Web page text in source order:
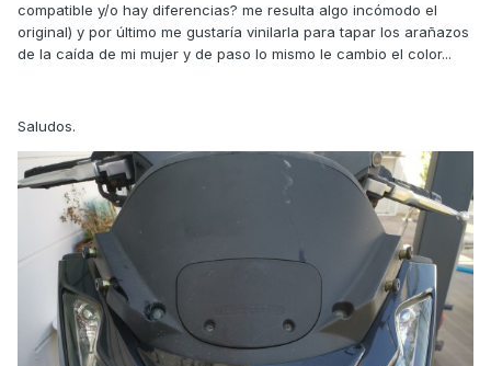
ZnlOaJwIAFsQzs6FQmtfRxyBhrW0Lh_GmcxD6dKlmMUqP6xp
hpGtMUSNdjqhVmIdwulOB9_spUFEoOaZPTvCW7VQ_kgBciO
Gk.CpIrzVV6oD-WdXfm7zpX0WRkOfvY9NQJOoq2vTTk-
r=8-7
compatible y/o hay diferencias? me resulta algo incómodo el
original) y por último me gustaría vinilarla para tapar los arañazos
de la caída de mi mujer y de paso lo mismo le cambio el color...
Saludos.